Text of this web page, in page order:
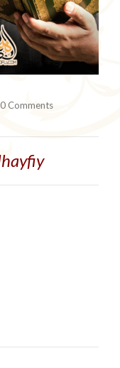
0 Comments